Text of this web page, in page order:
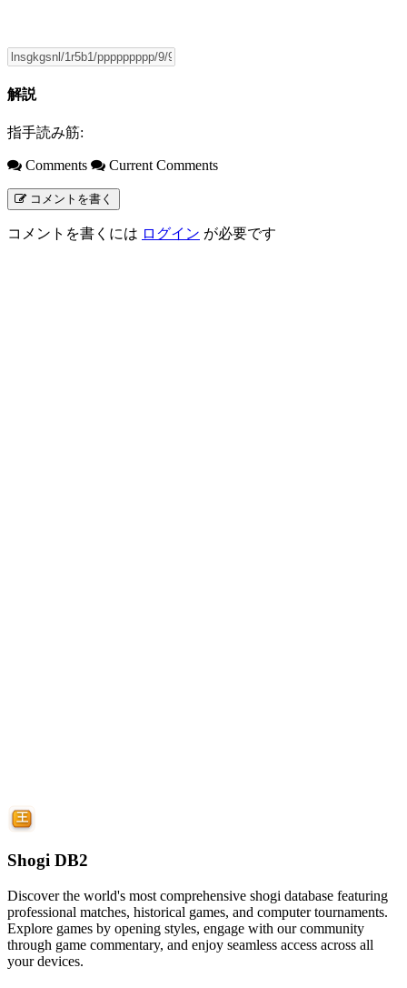
解説
指手読み筋:
Comments Current Comments
コメントを書く
コメントを書くには ログイン が必要です
Shogi DB2
Discover the world's most comprehensive shogi database featuring
professional matches, historical games, and computer tournaments.
Explore games by opening styles, engage with our community
through game commentary, and enjoy seamless access across all
your devices.